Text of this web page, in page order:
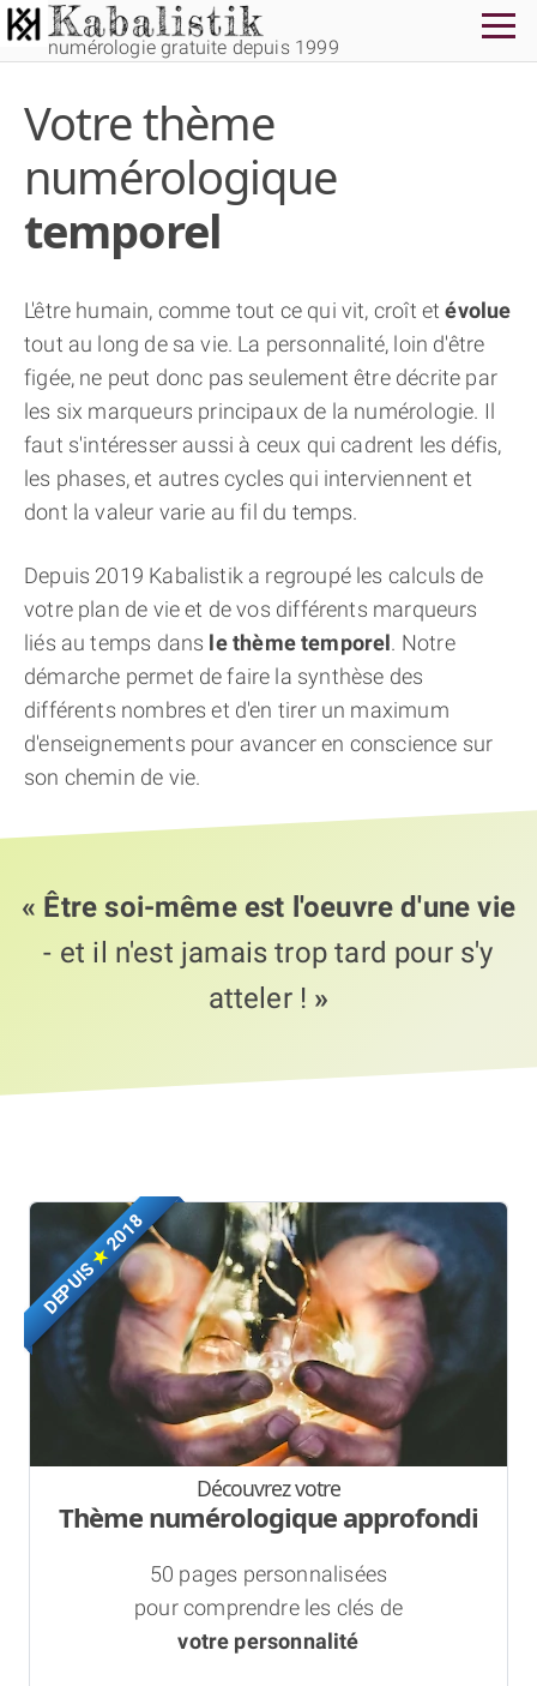
numérologie gratuite depuis 1999
Votre thème
numérologique
temporel
L'être humain, comme tout ce qui vit, croît etévolue
tout au long de sa vie. La personnalité, loin d'être
figée, ne peut donc pas seulement être décrite par
les six marqueurs principaux de la numérologie. Il
faut s'intéresser aussi à ceux qui cadrent les défis,
les phases, et autres cycles qui interviennent et
dont la valeur varie au fil du temps.
Depuis 2019 Kabalistik a regroupé les calculs de
votre plan de vie et de vos différents marqueurs
liés au temps dans le thème temporel. Notre
démarche permet de faire la synthèse des
différents nombres et d'en tirer un maximum
d'enseignements pour avancer en conscience sur
son chemin de vie.
« Être soi-même est l'oeuvre d'une vie
- et il n'est jamais trop tard pour s'y
atteler ! »
DEPUIS★2018
Découvrez votre
Thème numérologique approfondi
50 pages personnalisées
pour comprendre les clés de
votre personnalité
THÈME NUMÉROLOGIQUE APPROFONDI
THÈME TEMPOREL
NUMÉROSCOPE
THÈME « DOUBLE JE »
APPRENDRE LA NUMÉROLOGIE
EXPLORER LA NUMÉROLOGIE
70.000 PRÉNOMS